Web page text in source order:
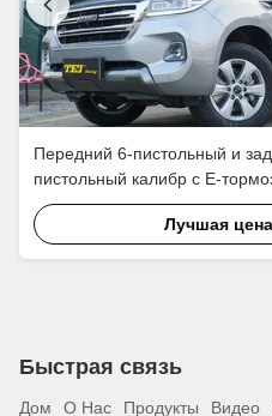
Передний 6-пистольный и
пистольный калибр с E-
BBK автоматическая
HAVAL H9 18-дюймового обода
Лучшая цена
Быстрая связь
Дом О Нас Продукты Видео